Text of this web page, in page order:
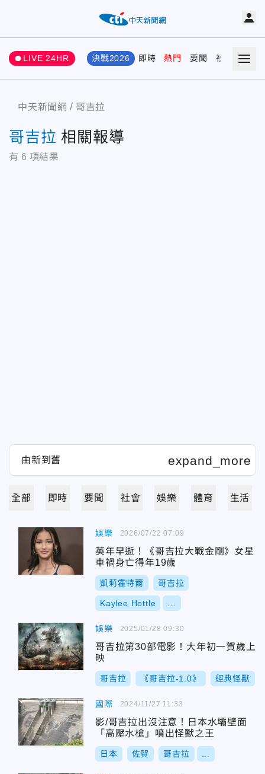
LIVE 24HR 決戰2026 即時 熱門 要聞 社會 娛樂
中天新聞網 哥吉拉
哥吉拉 相關報導
有 6 項結果
全部 即時 要聞 社會 娛樂 體育 生活
娛樂
英年早逝！《哥吉拉大戰金剛》女星
車禍身亡得年19歲
凱莉霍特爾 哥吉拉
Kaylee Hottle
2026/07/22 07:09
娛樂
哥吉拉第30部電影！大年初一賀歲上
映
哥吉拉 《哥吉拉-1.0》 經典怪獸
2025/01/28 09:30
國際
影/哥吉拉出沒注意！日本水壩壁面
「高壓水槍」噴出怪獸之王
日本 佐賀 哥吉拉
2024/11/27 11:33